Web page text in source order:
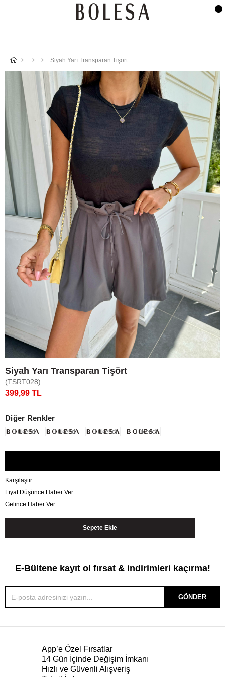
Siyah Yarı Transparan Tişört
Siyah Yarı Transparan Tişört
(TSRT028)
399,99 TL
Diğer Renkler
Tükendi Tükendi Tükendi Tükendi
Karşılaştır
Fiyat Düşünce Haber Ver
Gelince Haber Ver
E-Bültene kayıt ol fırsat & indirimleri kaçırma!
GÖNDER
App’e Özel Fırsatlar
14 Gün İçinde Değişim İmkanı
Hızlı ve Güvenli Alışveriş